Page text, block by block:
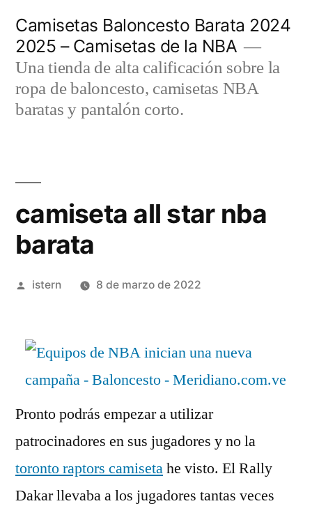
contenido
Camisetas Baloncesto Barata 2024
2025 – Camisetas de la NBA
Una tienda de alta calificación sobre la
ropa de baloncesto, camisetas NBA
baratas y pantalón corto.
camiseta all star nba
barata
Publicado
istern 8 de marzo de 2022
Pronto podrás empezar a utilizar
patrocinadores en sus jugadores y no la
toronto raptors camisetahe visto. El Rally
Dakar llevaba a los jugadores tantas veces